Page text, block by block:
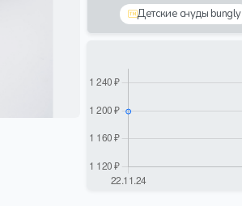
Детские снуды bungly